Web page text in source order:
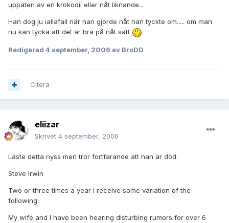
uppäten av en krokodil eller nåt liknande...
Han dog ju iallafall när han gjorde nåt han tyckte om..... om man
nu kan tycka att det är bra på nåt sätt
Redigerad 4 september, 2006 av BroDD
Citera
eliizar
Skrivet 4 september, 2006
Läste detta nyss men tror fortfarande att han är död.
Steve Irwin
Two or three times a year I receive some variation of the
following:
My wife and I have been hearing disturbing rumors for over 6